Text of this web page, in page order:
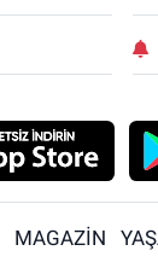
MAGAZİN